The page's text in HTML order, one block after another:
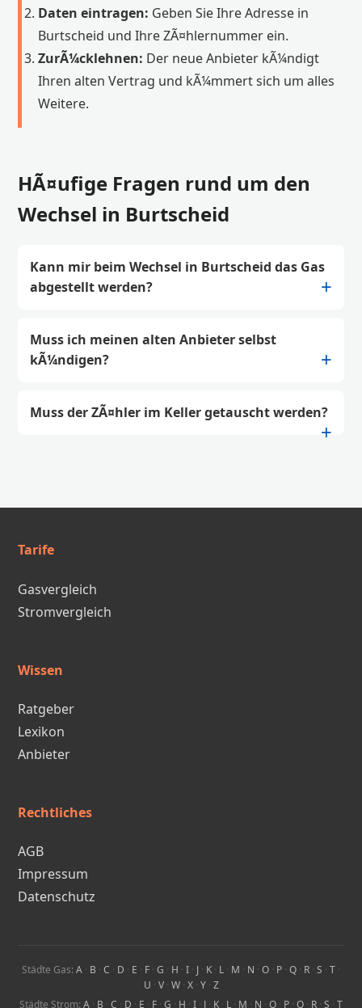
Daten eintragen: Geben Sie Ihre Adresse in
Burtscheid und Ihre ZÃ¤hlernummer ein.
ZurÃ¼cklehnen: Der neue Anbieter kÃ¼ndigt
Ihren alten Vertrag und kÃ¼mmert sich um alles
Weitere.
HÃ¤ufige Fragen rund um den
Wechsel in Burtscheid
Kann mir beim Wechsel in Burtscheid das Gas
abgestellt werden?
Muss ich meinen alten Anbieter selbst
kÃ¼ndigen?
Muss der ZÃ¤hler im Keller getauscht werden?
Tarife
Gasvergleich
Stromvergleich
Wissen
Ratgeber
Lexikon
Anbieter
Rechtliches
AGB
Impressum
Datenschutz
Städte Gas: A · B · C · D · E · F · G · H · I · J · K · L · M · N · O · P · Q · R · S · T ·
U · V· W· X· Y· Z
Städte Strom: A · B · C · D · E · F · G · H · I · J · K · L · M · N · O · P · Q · R · S · T